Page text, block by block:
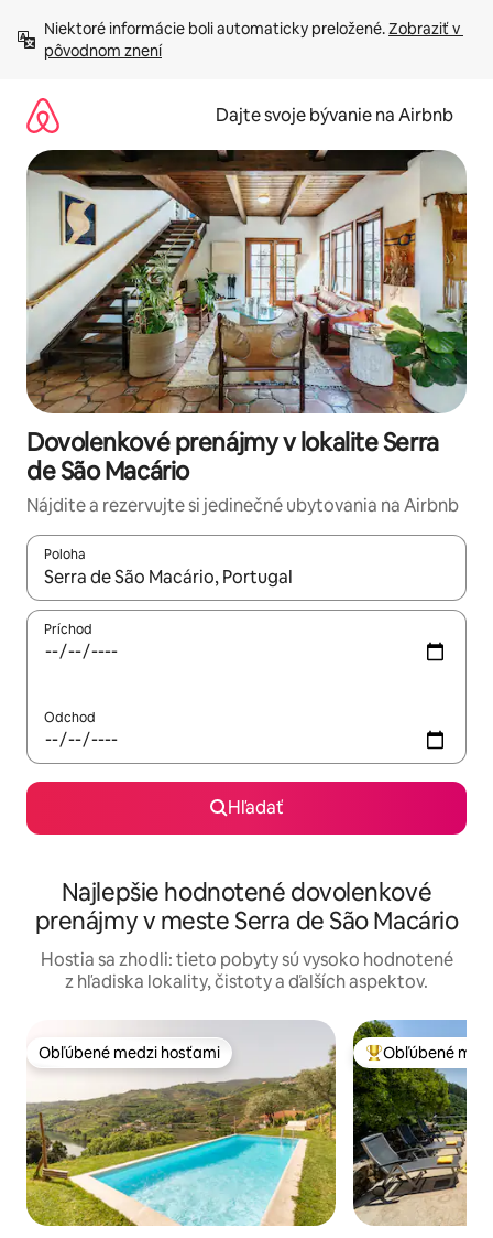
obsah.
Niektoré informácie boli automaticky preložené. Zobraziť v
pôvodnom znení
Dajte svoje bývanie na Airbnb
Dovolenkové prenájmy v lokalite Serra
de São Macário
Nájdite a rezervujte si jedinečné ubytovania na Airbnb
Poloha
Keď budú výsledky k dispozícii, môžete si ich prechádzať
Príchod
Odchod
Hľadať
Najlepšie hodnotené dovolenkové
prenájmy v meste Serra de São Macário
Hostia sa zhodli: tieto pobyty sú vysoko hodnotené
z hľadiska lokality, čistoty a ďalších aspektov.
Obľúbené medzi hosťami
Obľúbené medzi hosťami Najobľúbenejšie
Obľúbené